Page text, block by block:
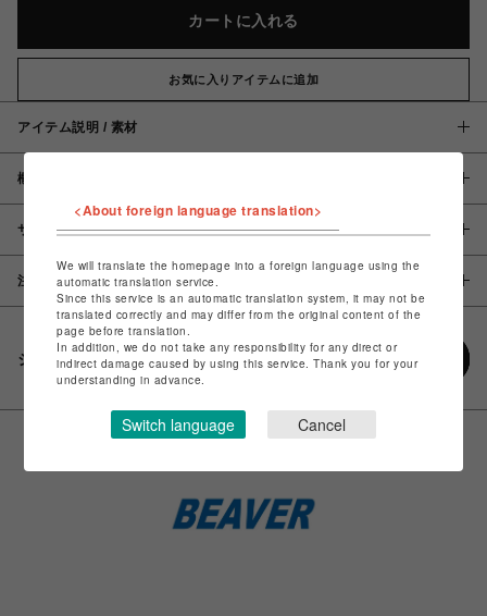
カートに入れる
お気に入りアイテムに追加
アイテム説明 / 素材
概要
サイズ
注意事項
シェアする
<About foreign language translation>
We will translate the homepage into a foreign language using the
automatic translation service.
Since this service is an automatic translation system, it may not be
translated correctly and may differ from the original content of the
page before translation.
In addition, we do not take any responsibility for any direct or
indirect damage caused by using this service. Thank you for your
understanding in advance.
Switch language Cancel